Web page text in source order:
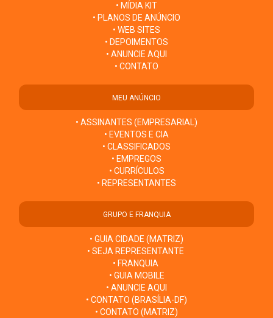
• MÍDIA KIT
• PLANOS DE ANÚNCIO
• WEB SITES
• DEPOIMENTOS
• ANUNCIE AQUI
• CONTATO
MEU ANÚNCIO
• ASSINANTES (EMPRESARIAL)
• EVENTOS E CIA
• CLASSIFICADOS
• EMPREGOS
• CURRÍCULOS
• REPRESENTANTES
GRUPO E FRANQUIA
• GUIA CIDADE (MATRIZ)
• SEJA REPRESENTANTE
• FRANQUIA
• GUIA MOBILE
• ANUNCIE AQUI
• CONTATO (BRASÍLIA-DF)
• CONTATO (MATRIZ)